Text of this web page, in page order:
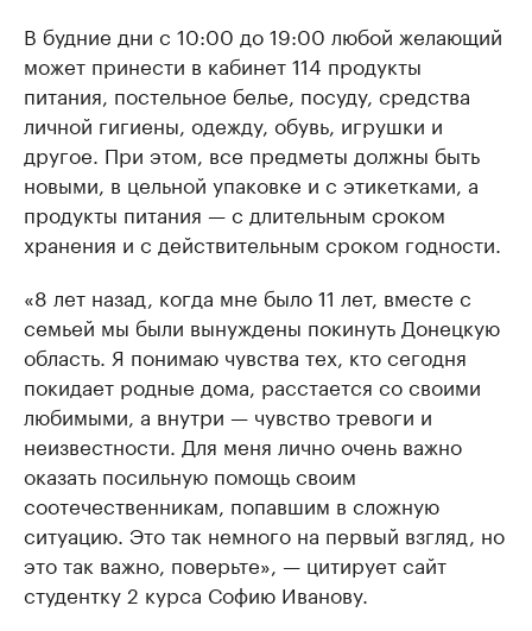
В будние дни с 10:00 до 19:00 любой желающий
может принести в кабинет 114 продукты
питания, постельное белье, посуду, средства
личной гигиены, одежду, обувь, игрушки и
другое. При этом, все предметы должны быть
новыми, в цельной упаковке и с этикетками, а
продукты питания — с длительным сроком
хранения и с действительным сроком годности.
«8 лет назад, когда мне было 11 лет, вместе с
семьей мы были вынуждены покинуть Донецкую
область. Я понимаю чувства тех, кто сегодня
покидает родные дома, расстается со своими
любимыми, а внутри — чувство тревоги и
неизвестности. Для меня лично очень важно
оказать посильную помощь своим
соотечественникам, попавшим в сложную
ситуацию. Это так немного на первый взгляд, но
это так важно, поверьте», — цитирует сайт
студентку 2 курса Софию Иванову.